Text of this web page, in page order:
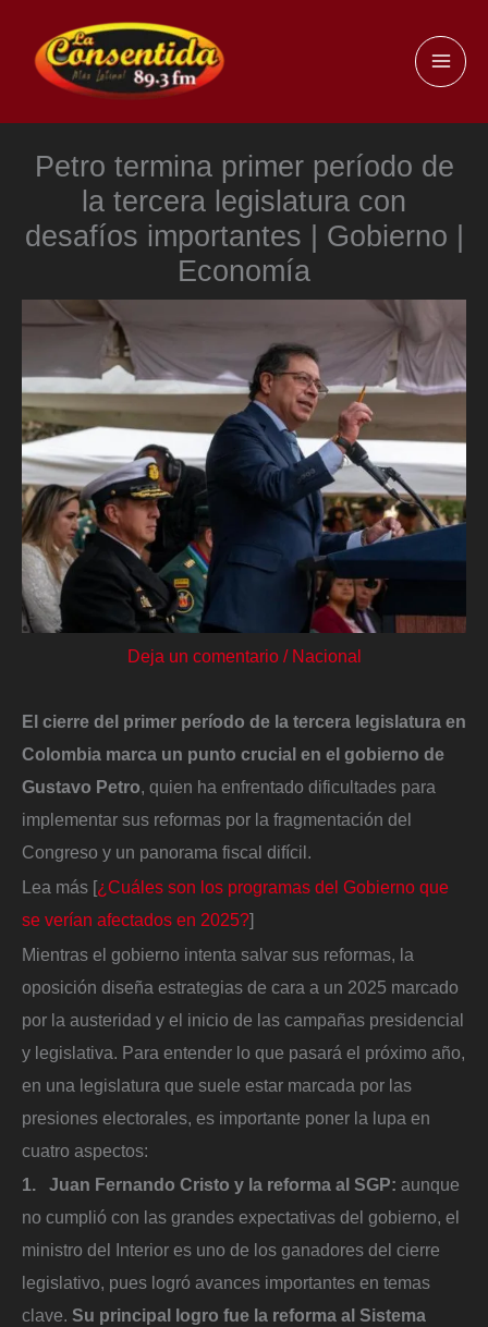
contenido
Petro termina primer período de
la tercera legislatura con
desafíos importantes | Gobierno |
Economía
Deja un comentario / Nacional
El cierre del primer período de la tercera legislatura en
Colombia marca un punto crucial en el gobierno de
Gustavo Petro, quien ha enfrentado dificultades para
implementar sus reformas por la fragmentación del
Congreso y un panorama fiscal difícil.
Lea más [¿Cuáles son los programas del Gobierno que
se verían afectados en 2025?]
Mientras el gobierno intenta salvar sus reformas, la
oposición diseña estrategias de cara a un 2025 marcado
por la austeridad y el inicio de las campañas presidencial
y legislativa. Para entender lo que pasará el próximo año,
en una legislatura que suele estar marcada por las
presiones electorales, es importante poner la lupa en
cuatro aspectos:
1. Juan Fernando Cristo y la reforma al SGP: aunque
no cumplió con las grandes expectativas del gobierno, el
ministro del Interior es uno de los ganadores del cierre
legislativo, pues logró avances importantes en temas
clave. Su principal logro fue la reforma al Sistema